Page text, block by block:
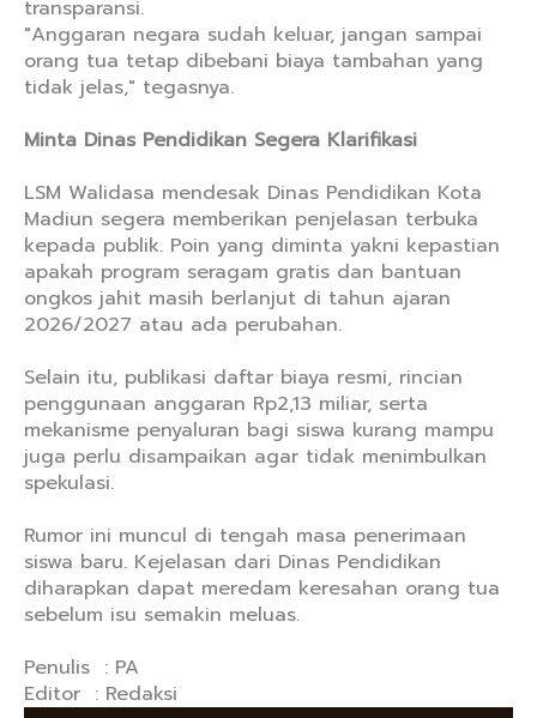
transparansi.
"Anggaran negara sudah keluar, jangan sampai
orang tua tetap dibebani biaya tambahan yang
tidak jelas," tegasnya.
Minta Dinas Pendidikan Segera Klarifikasi
LSM Walidasa mendesak Dinas Pendidikan Kota
Madiun segera memberikan penjelasan terbuka
kepada publik. Poin yang diminta yakni kepastian
apakah program seragam gratis dan bantuan
ongkos jahit masih berlanjut di tahun ajaran
2026/2027 atau ada perubahan.
Selain itu, publikasi daftar biaya resmi, rincian
penggunaan anggaran Rp2,13 miliar, serta
mekanisme penyaluran bagi siswa kurang mampu
juga perlu disampaikan agar tidak menimbulkan
spekulasi.
Rumor ini muncul di tengah masa penerimaan
siswa baru. Kejelasan dari Dinas Pendidikan
diharapkan dapat meredam keresahan orang tua
sebelum isu semakin meluas.
Penulis : PA
Editor : Redaksi